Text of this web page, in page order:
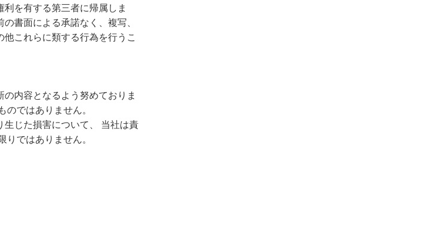
を有する第三者に帰属しま
書面による承諾なく、複写、
これらに類する行為を行うこ
内容となるよう努めておりま
ではありません。
じた損害について、 当社は責
ではありません。